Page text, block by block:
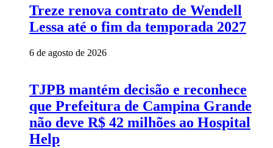
Treze renova contrato de Wendell
Lessa até o fim da temporada 2027
6 de agosto de 2026
TJPB mantém decisão e reconhece
que Prefeitura de Campina Grande
não deve R$ 42 milhões ao Hospital
Help